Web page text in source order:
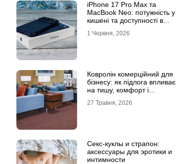
iPhone 17 Pro Max та
MacBook Neo: потужність у
кишені та доступності в
1 Червня, 2026
Ковролін комерційний для
бізнесу: як підлога впливає
на тишу, комфорт і
27 Травня, 2026
Секс-куклы и страпон:
аксессуары для эротики и
интимности